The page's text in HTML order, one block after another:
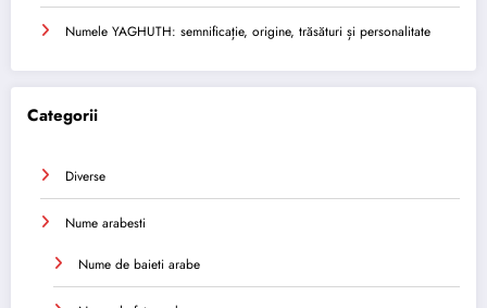
Numele YAGHUTH: semnificație, origine, trăsături și personalitate
Categorii
Diverse
Nume arabesti
Nume de baieti arabe